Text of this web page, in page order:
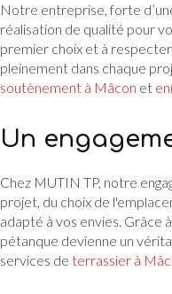
Notre entreprise, forte
réalisation de qualité pour
premier choix et à
pleinement dans chaque
soutènement à Mâcon et
Un
Chez MUTIN TP, notre
projet, du choix de
adapté à vos envies. Grâce
pétanque devienne un
services de terrassier à